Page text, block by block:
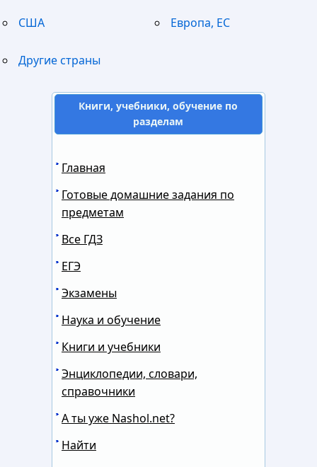
США Европа, ЕС
Другие страны
Книги, учебники, обучение по
разделам
Главная
Готовые домашние задания по
предметам
Все ГДЗ
ЕГЭ
Экзамены
Наука и обучение
Книги и учебники
Энциклопедии, словари,
справочники
А ты уже Nashol.net?
Найти